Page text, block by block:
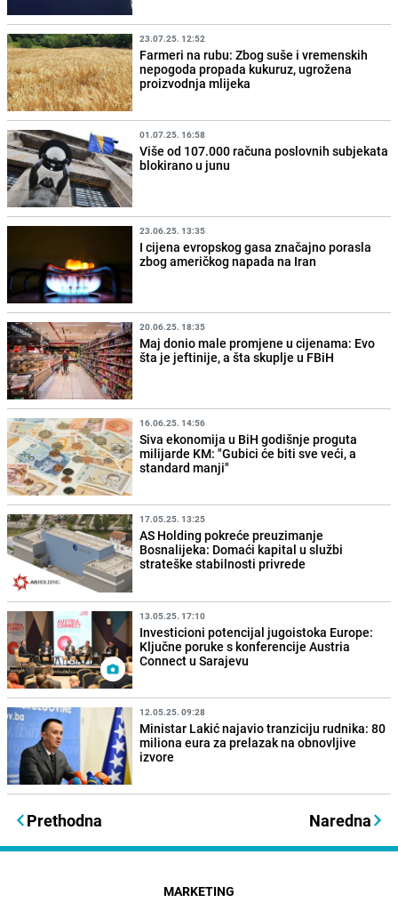
23.07.25. 12:52
Farmeri na rubu: Zbog suše i vremenskih
nepogoda propada kukuruz, ugrožena
proizvodnja mlijeka
01.07.25. 16:58
Više od 107.000 računa poslovnih subjekata
blokirano u junu
23.06.25. 13:35
I cijena evropskog gasa značajno porasla
zbog američkog napada na Iran
20.06.25. 18:35
Maj donio male promjene u cijenama: Evo
šta je jeftinije, a šta skuplje u FBiH
16.06.25. 14:56
Siva ekonomija u BiH godišnje proguta
milijarde KM: "Gubici će biti sve veći, a
standard manji"
17.05.25. 13:25
AS Holding pokreće preuzimanje
Bosnalijeka: Domaći kapital u službi
strateške stabilnosti privrede
13.05.25. 17:10
Investicioni potencijal jugoistoka Europe:
Ključne poruke s konferencije Austria
Connect u Sarajevu
12.05.25. 09:28
Ministar Lakić najavio tranziciju rudnika: 80
miliona eura za prelazak na obnovljive
izvore
Prethodna Naredna
MARKETING